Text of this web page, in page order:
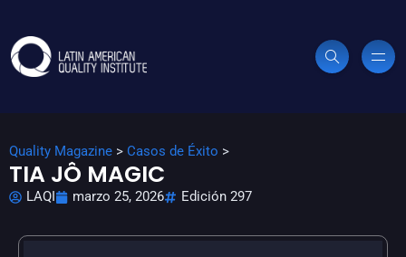
Quality Magazine > Casos de Éxito >
TIA JÔ MAGIC
LAQI marzo 25, 2026 Edición 297